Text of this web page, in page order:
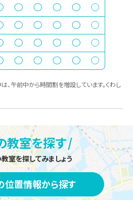
、午前中から時間割を増設しています。くわし
教室を探す/
室を探してみましょう
位置情報から探す